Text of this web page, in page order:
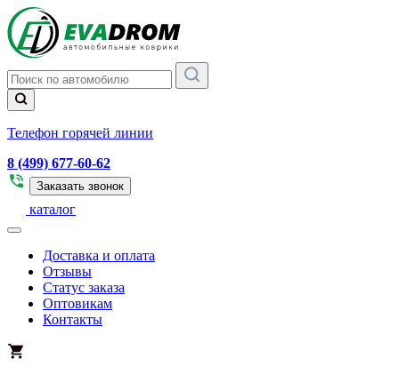
Телефон горячей линии
8 (499) 677-60-62
Заказать звонок
каталог
Доставка и оплата
Отзывы
Статус заказа
Оптовикам
Контакты